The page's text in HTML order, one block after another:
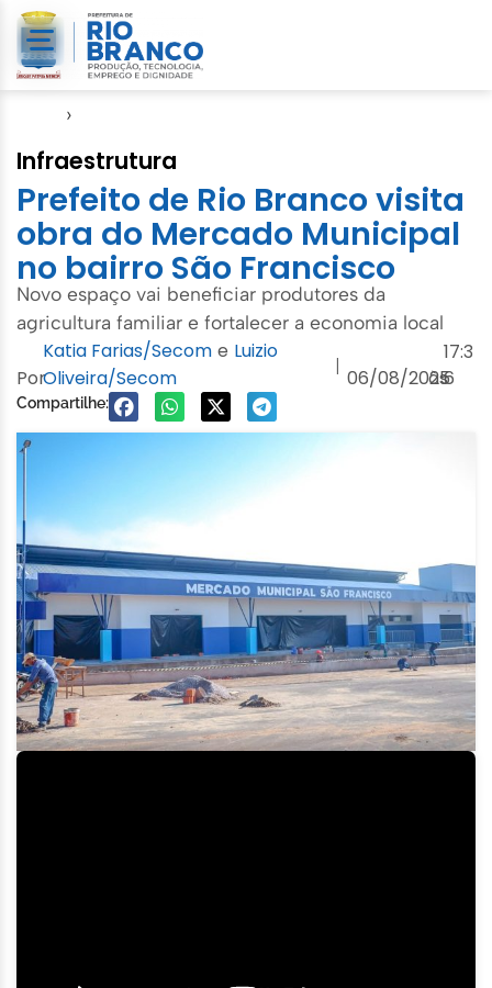
›
Infraestrutura
Prefeito de Rio Branco visita
obra do Mercado Municipal
no bairro São Francisco
Novo espaço vai beneficiar produtores da
agricultura familiar e fortalecer a economia local
Por
Katia Farias/Secom e Luizio
Oliveira/Secom
|
06/08/2025
às
17:3
6
Compartilhe: